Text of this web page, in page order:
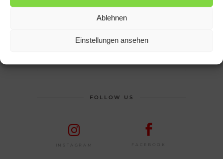
Ablehnen
Einstellungen ansehen
mimAQUI. | Hallo, ich bin Rode und
erfahrt ihr mehr über mich.
nach:
FOLLOW US
INSTAGRAM FACEBOOK